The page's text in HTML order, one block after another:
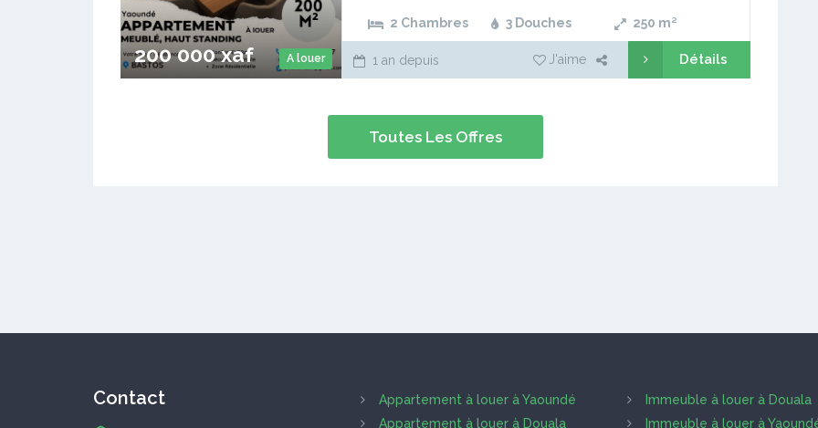
A louer
200 000 xaf
2 Chambres 3 Douches 250 m²
1 an depuis J'aime Détails
Toutes Les Offres
Contact
Appartement à louer à Yaoundé
Appartement à louer à Douala
Immeuble à louer à Douala
Immeuble à louer à